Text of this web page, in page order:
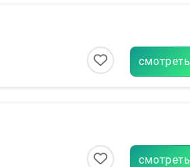
смотреть
смотреть